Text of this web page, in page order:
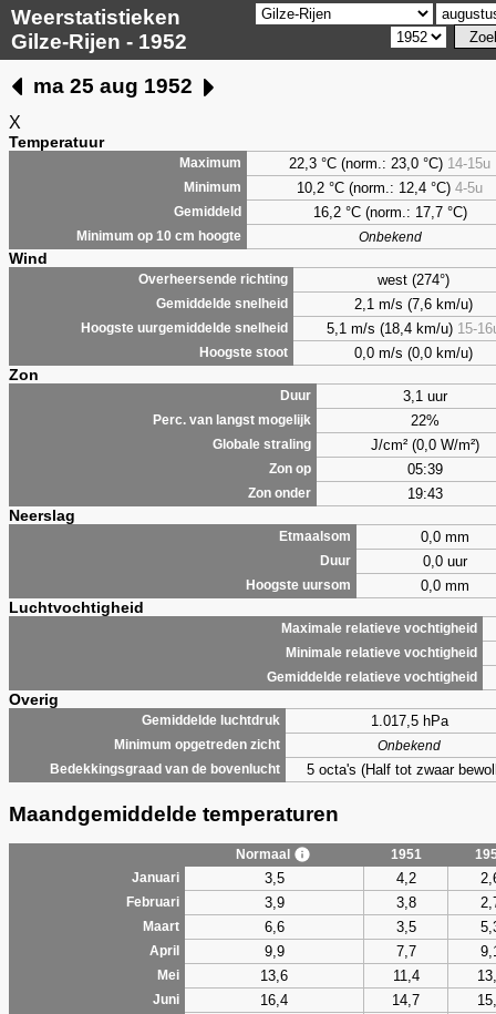
Weerstatistieken
Gilze-Rijen - 1952
ma 25 aug 1952
X
Temperatuur
Maximum 22,3 °C (norm.: 23,0 °C) 14-15u
Minimum 10,2 °C (norm.: 12,4 °C) 4-5u
Gemiddeld 16,2 °C (norm.: 17,7 °C)
Minimum op 10 cm hoogte Onbekend
Wind
Overheersende richting west (274°)
Gemiddelde snelheid 2,1 m/s (7,6 km/u)
Hoogste uurgemiddelde snelheid 5,1 m/s (18,4 km/u) 15-
Hoogste stoot 0,0 m/s (0,0 km/u)
Zon
Duur 3,1 uur
Perc. van langst mogelijk 22%
Globale straling J/cm² (0,0 W/m²)
Zon op 05:39
Zon onder 19:43
Neerslag
Etmaalsom 0,0 mm
Duur 0,0 uur
Hoogste uursom 0,0 mm
Luchtvochtigheid
Maximale relatieve vochtigheid
Minimale relatieve vochtigheid
Gemiddelde relatieve vochtigheid
Overig
Gemiddelde luchtdruk 1.017,5 hPa
Minimum opgetreden zicht
Onbekend
Bedekkingsgraad van de bovenlucht
5 octa's (Half tot zwaar
Maandgemiddelde temperaturen
Normaal 1951
Januari
3,5 4,2
Februari 3,9 3,8
Maart 6,6 3,5
April 9,9 7,7
Mei 13,6 11,4
Juni 16,4 14,7